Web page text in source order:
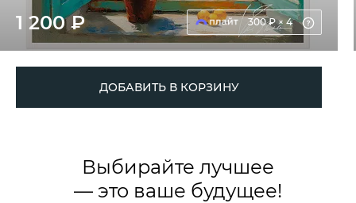
1 200 ₽
300 ₽ × 4
ДОБАВИТЬ В КОРЗИНУ
Выбирайте лучшее
— это ваше будущее!